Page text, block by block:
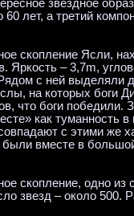
звездное
лет, а третий
скопление Ясли,
Яркость – 3,7m,
с ней выделяли
на которых боги
что боги
как туманность
с этими же
вместе в
скопление, одно
звезд – около 500.